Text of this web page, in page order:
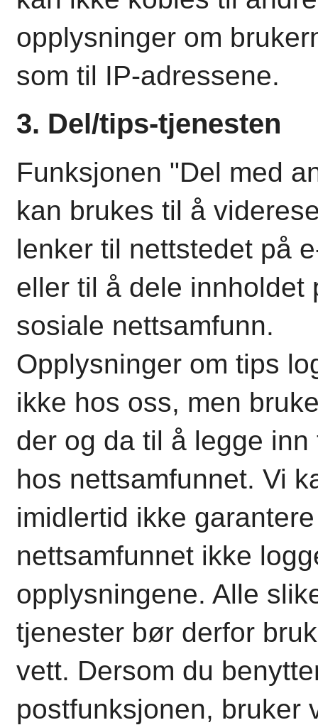
opplysninger om
som til IP-adressene.
3. Del/tips-tjenesten
Funksjonen "Del med
kan brukes til å
lenker til nettstedet på
eller til å dele innholdet
sosiale nettsamfunn.
Opplysninger om tips
ikke hos oss, men
der og da til å legge inn
hos nettsamfunnet. Vi
imidlertid ikke
nettsamfunnet ikke
opplysningene. Alle
tjenester bør derfor
vett. Dersom du
postfunksjonen, bruker